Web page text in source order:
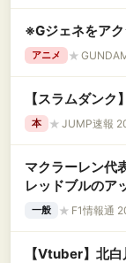
※Gジェネをア
アニメ ★
【スラムダン
本 ★ JUMP速報
マクラーレン代
レッドブルのア
一般 ★ F1情報通
【Vtuber】北